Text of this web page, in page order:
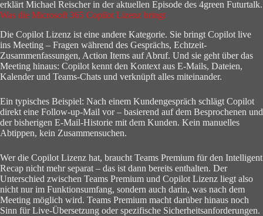
erklärt Michael Reischer in der aktuellen Episode des 4green Futurtalk.
Was die Microsoft 365 Copilot Lizenz bringt
Die Copilot Lizenz ist eine andere Kategorie. Sie bringt Copilot live
ins Meeting – Fragen während des Gesprächs, Echtzeit-
Zusammenfassungen, Action Items auf Abruf. Und sie geht über das
Meeting hinaus: Copilot kennt den Kontext aus E-Mails, Dateien,
Kalender und Teams-Chats und verknüpft alles miteinander.
Ein typisches Beispiel: Nach einem Kundengespräch schlägt Copilot
direkt eine Follow-up-Mail vor – basierend auf dem Besprochenen und
der bisherigen E-Mail-Historie mit dem Kunden. Kein manuelles
Abtippen, kein Zusammensuchen.
Wer die Copilot Lizenz hat, braucht Teams Premium für den Intelligent
Recap nicht mehr separat – das ist dann bereits enthalten. Der
Unterschied zwischen Teams Premium und Copilot Lizenz liegt also
nicht nur im Funktionsumfang, sondern auch darin, was nach dem
Meeting möglich wird. Teams Premium macht darüber hinaus noch
Sinn für Live-Übersetzung oder spezifische Sicherheitsanforderungen.